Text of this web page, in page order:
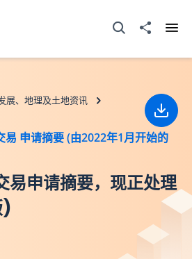
打开搜寻器分享至
展、地理及土地资讯
易 申请摘要 (由2022年1月开始的
易申请摘要，现正处理
)
下载